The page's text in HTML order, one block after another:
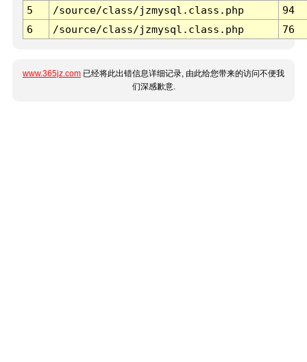
5
/source/class/jzmysql.class.php
94
6
/source/class/jzmysql.class.php 76
www.365jz.com 已经将此出错信息详细记录, 由此给您带来的访问不便我
们深感歉意.